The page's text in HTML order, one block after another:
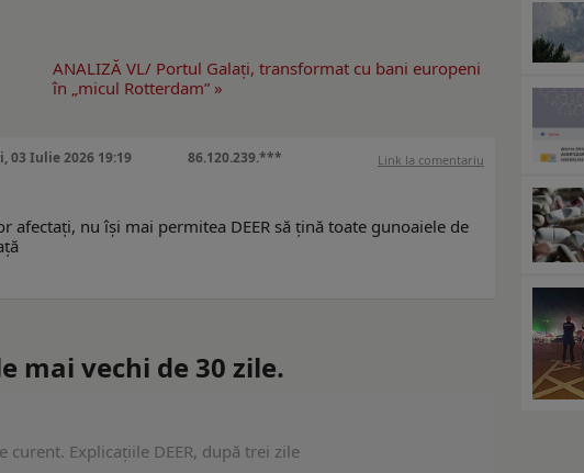
ANALIZĂ VL/ Portul Galaţi, transformat cu bani europeni
în „micul Rotterdam” »
03 Iulie 2026 19:19 86.120.239.*** Link la comentariu
nu își mai permitea DEER să țină toate gunoaiele de
mai vechi de 30 zile.
Explicațiile DEER, după trei zile